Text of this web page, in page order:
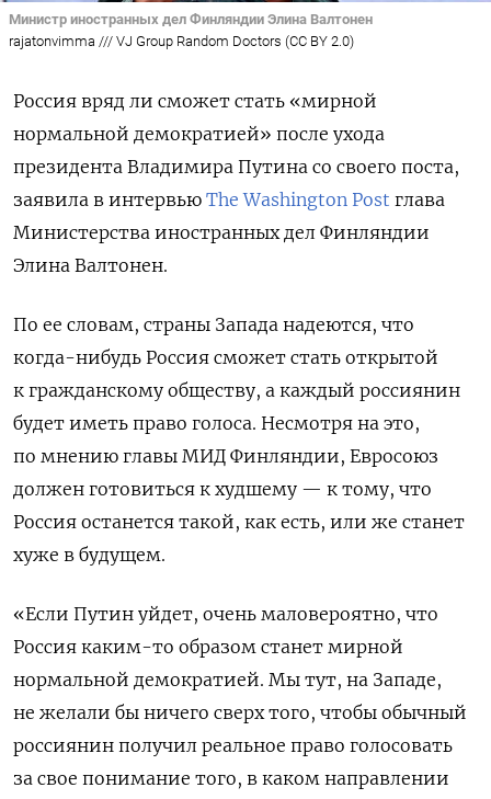
Министр иностранных дел Финляндии Элина Валтонен
rajatonvimma /// VJ Group Random Doctors (CC BY 2.0)
Россия вряд ли сможет стать «мирной
нормальной демократией» после ухода
президента Владимира Путина со своего поста,
заявила в интервью The Washington Post глава
Министерства иностранных дел Финляндии
Элина Валтонен.
По ее словам, страны Запада надеются, что
когда-нибудь Россия сможет стать открытой
к гражданскому обществу, а каждый россиянин
будет иметь право голоса. Несмотря на это,
по мнению главы МИД Финляндии, Евросоюз
должен готовиться к худшему — к тому, что
Россия останется такой, как есть, или же станет
хуже в будущем.
«Если Путин уйдет, очень маловероятно, что
Россия каким-то образом станет мирной
нормальной демократией. Мы тут, на Западе,
не желали бы ничего сверх того, чтобы обычный
россиянин получил реальное право голосовать
за свое понимание того, в каком направлении